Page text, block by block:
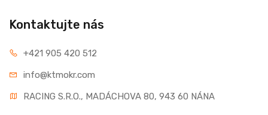
Kontaktujte nás
+421 905 420 512
info@ktmokr.com
RACING S.R.O., MADÁCHOVA 80, 943 60 NÁNA